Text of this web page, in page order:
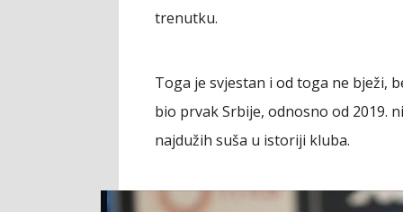
trenutku.
Toga je svjestan i od toga ne bježi,
bio prvak Srbije, odnosno od 2019.
najdužih suša u istoriji kluba.